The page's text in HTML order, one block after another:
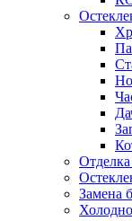
Замена